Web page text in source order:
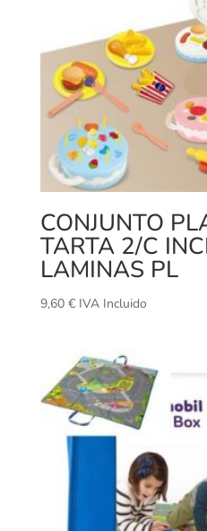
CONJUNTO
TARTA 2/C
LAMINAS PL
9,60 € IVA Incluido